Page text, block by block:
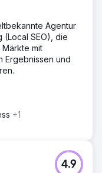
Agentur
(Local SEO), die
mit
Ergebnissen und
+1
4.9